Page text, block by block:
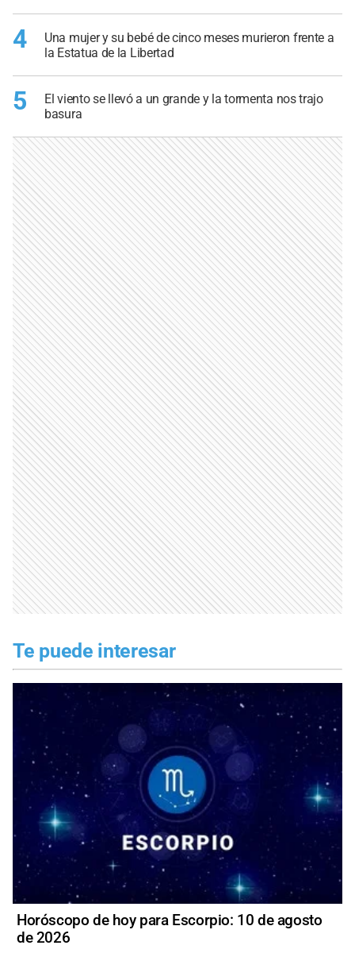
4
Una mujer y su bebé de cinco meses murieron frente a
la Estatua de la Libertad
5
El viento se llevó a un grande y la tormenta nos trajo
basura
Te puede interesar
Horóscopo de hoy para Escorpio: 10 de agosto
de 2026